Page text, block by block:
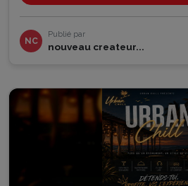
NC
Publié par
nouveau createur...